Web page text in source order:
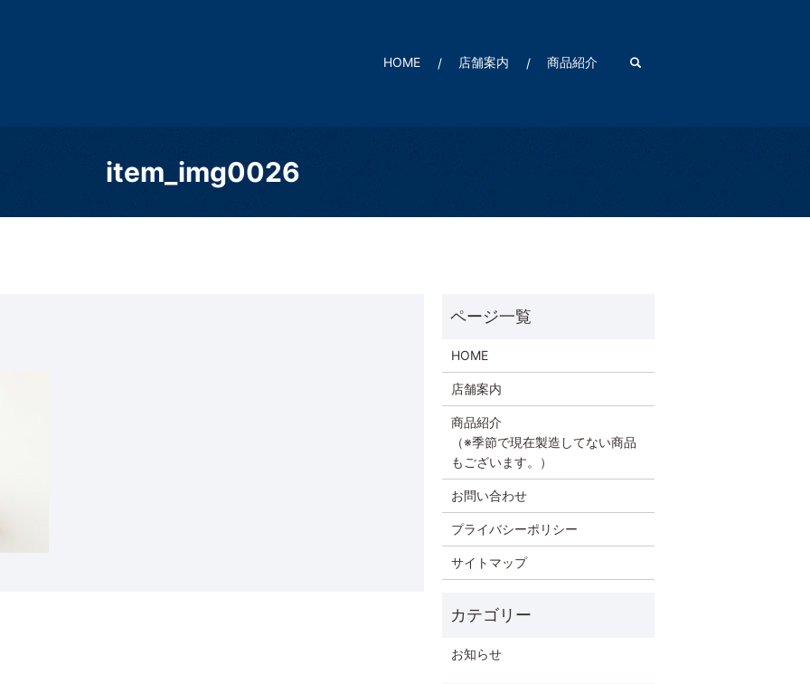
HOME 店舗案内 商品紹介 search
item_img0026
HOME
店舗案内
商品紹介
（※季節で現在製造してない商品
もございます。）
お問い合わせ
プライバシーポリシー
サイトマップ
お知らせ